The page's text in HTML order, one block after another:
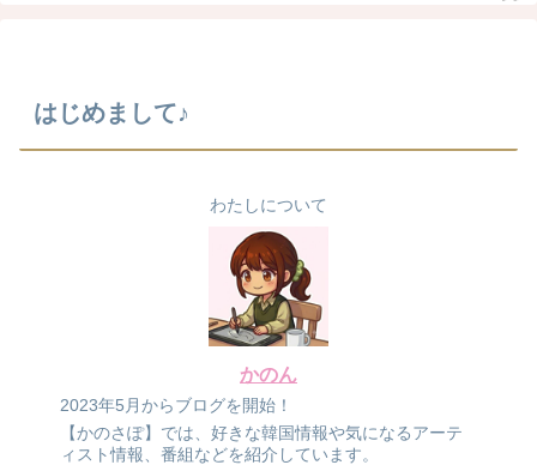
はじめまして♪
わたしについて
かのん
2023年5月からブログを開始！
【かのさぽ】では、好きな韓国情報や気になるアーテ
ィスト情報、番組などを紹介しています。